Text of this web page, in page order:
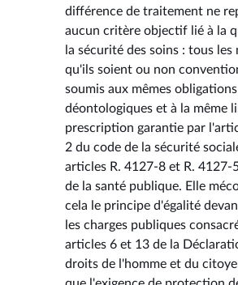
différence de traitement ne
aucun critère objectif lié à la
la sécurité des soins : tous les
qu'ils soient ou non
soumis aux mêmes obligations
déontologiques et à la même
prescription garantie par
2 du code de la sécurité
articles R. 4127-8 et R. 4127-
de la santé publique. Elle
cela le principe d'égalité
les charges publiques
articles 6 et 13 de la
droits de l'homme et du